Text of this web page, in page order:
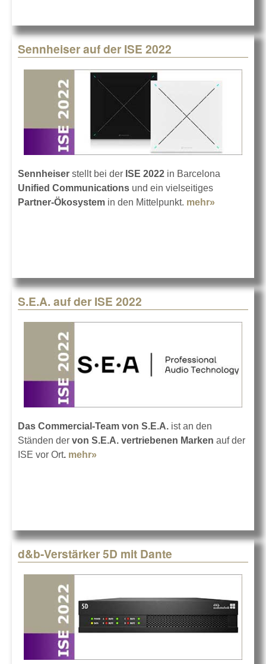
Sennheiser auf der ISE 2022
Sennheiser stellt bei der ISE 2022 in Barcelona
Unified Communications und ein vielseitiges
Partner-Ökosystem in den Mittelpunkt. mehr»
S.E.A. auf der ISE 2022
Das Commercial-Team von S.E.A. ist an den
Ständen der von S.E.A. vertriebenen Marken auf der
ISE vor Ort. mehr»
d&b-Verstärker 5D mit Dante